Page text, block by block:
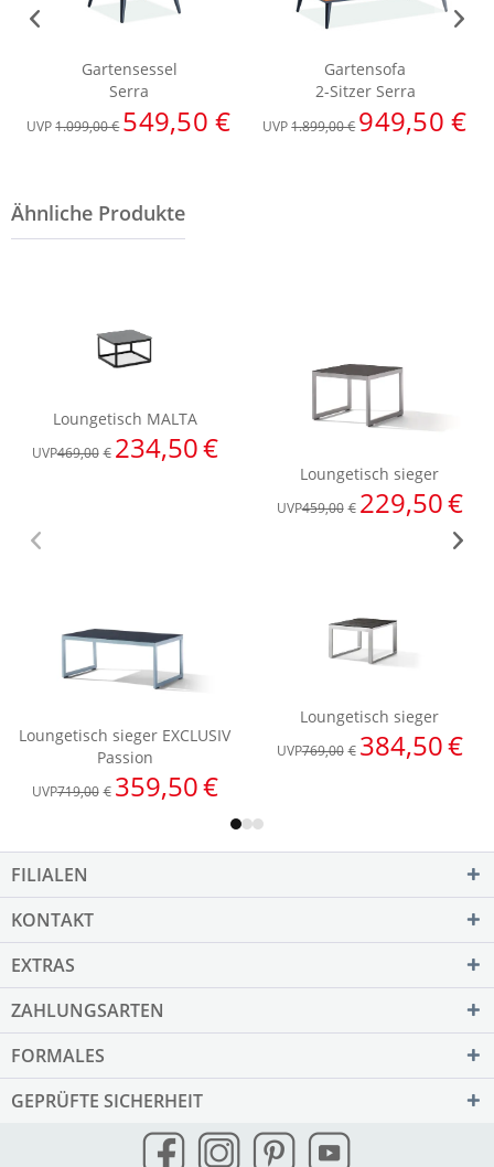
Gartensessel
Serra
UVP1.099,00 € 549,50 €
Gartensofa
2-Sitzer Serra
UVP1.899,00 € 949,50 €
FILIALEN
KONTAKT
EXTRAS
ZAHLUNGSARTEN
FORMALES
GEPRÜFTE SICHERHEIT